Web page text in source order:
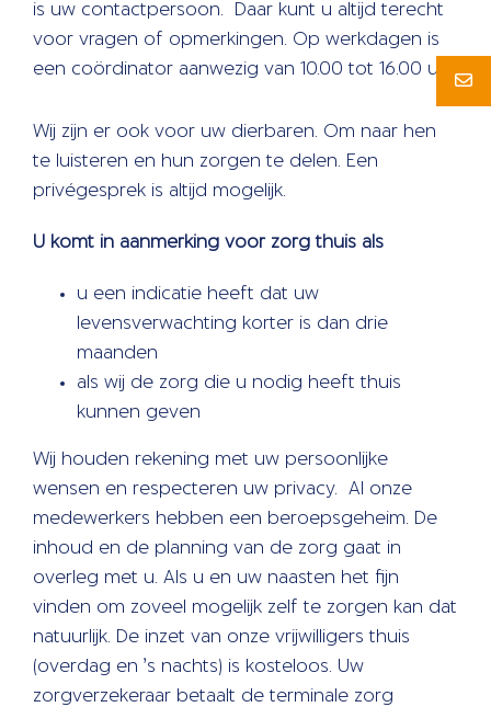
is uw contactpersoon. Daar kunt u altijd terecht
voor vragen of opmerkingen. Op werkdagen is
een coördinator aanwezig van 10.00 tot 16.00 uur.
Wij zijn er ook voor uw dierbaren. Om naar hen
te luisteren en hun zorgen te delen. Een
privégesprek is altijd mogelijk.
U komt in aanmerking voor zorg thuis als
u een indicatie heeft dat uw
levensverwachting korter is dan drie
maanden
als wij de zorg die u nodig heeft thuis
kunnen geven
Wij houden rekening met uw persoonlijke
wensen en respecteren uw privacy. Al onze
medewerkers hebben een beroepsgeheim. De
inhoud en de planning van de zorg gaat in
overleg met u. Als u en uw naasten het fijn
vinden om zoveel mogelijk zelf te zorgen kan dat
natuurlijk. De inzet van onze vrijwilligers thuis
(overdag en ’s nachts) is kosteloos. Uw
zorgverzekeraar betaalt de terminale zorg